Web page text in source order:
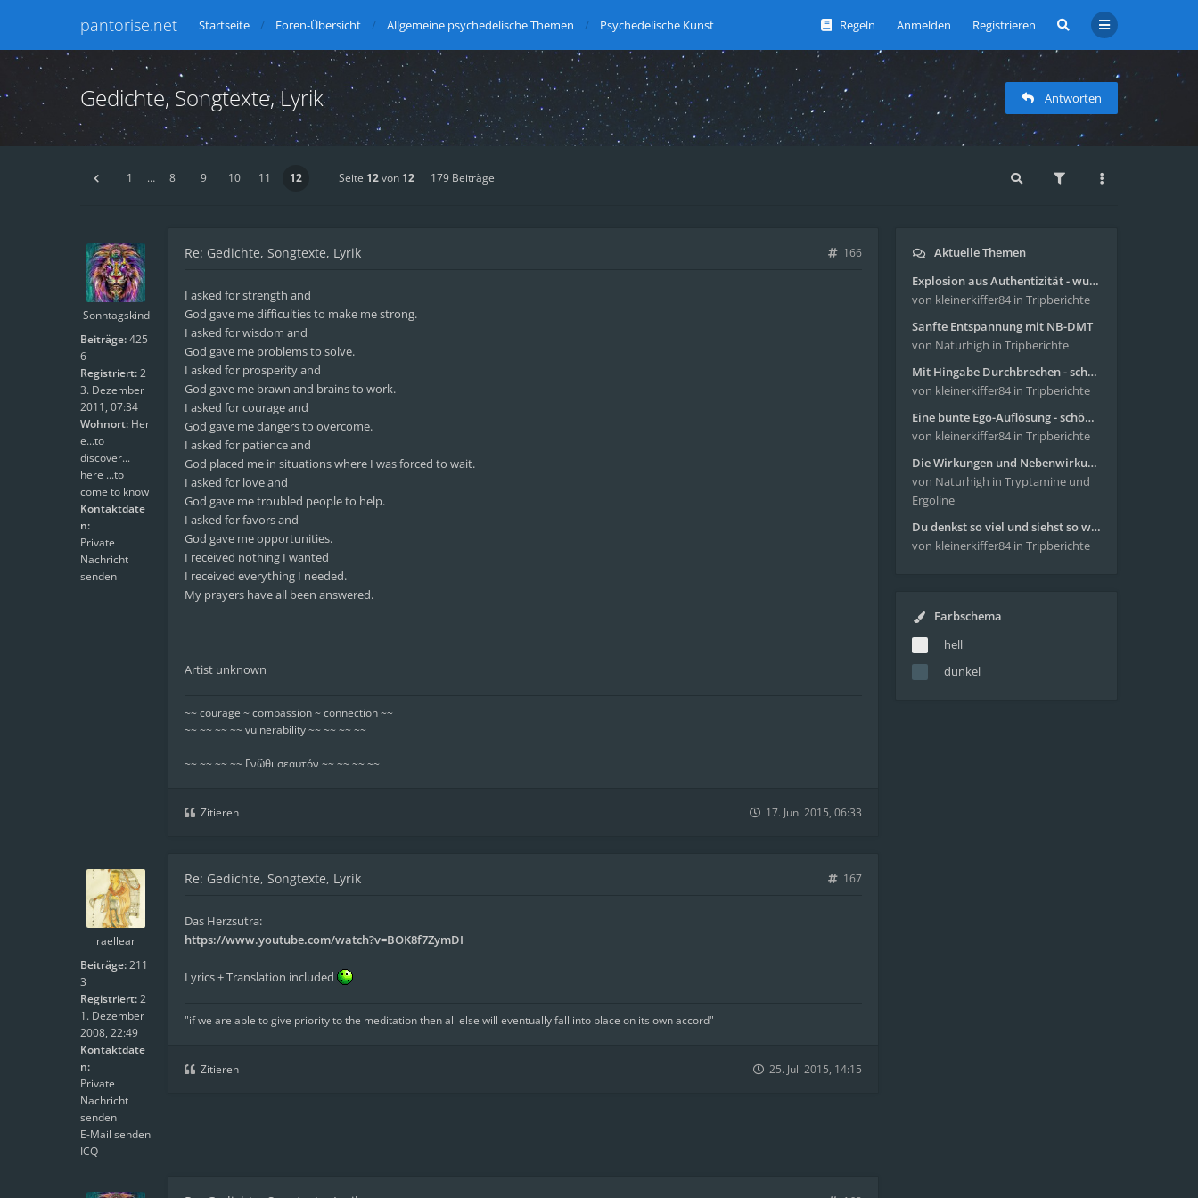
pantorise.net Regeln Anmelden Registrieren
Startseite Foren-Übersicht Allgemeine psychedelische Themen Psychedelische Kunst
Gedichte, Songtexte, Lyrik Antworten
1 … 8 9 10 11 12 Seite 12von 12 179 Beiträge
Sonntagskind
Beiträge:425
6
Registriert:2
3. Dezember
2011, 07:34
Wohnort: Her
e...to
discover...
here ...to
come to know
Kontaktdate
n:
Private
Nachricht
senden
Re: Gedichte, Songtexte, Lyrik 166
I asked for strength and
God gave me difficulties to make me strong.
I asked for wisdom and
God gave me problems to solve.
I asked for prosperity and
God gave me brawn and brains to work.
I asked for courage and
God gave me dangers to overcome.
I asked for patience and
God placed me in situations where I was forced to wait.
I asked for love and
God gave me troubled people to help.
I asked for favors and
God gave me opportunities.
I received nothing I wanted
I received everything I needed.
My prayers have all been answered.
Artist unknown
~~ courage ~ compassion ~ connection ~~
~~ ~~ ~~ ~~ vulnerability ~~ ~~ ~~ ~~
~~ ~~ ~~ ~~ Γνῶθι σεαυτόν ~~ ~~ ~~ ~~
Zitieren 17. Juni 2015, 06:33
raellear
Beiträge:211
3
Registriert:2
1. Dezember
2008, 22:49
Kontaktdate
n:
Private
Nachricht
senden
E-Mail senden
ICQ
Re: Gedichte, Songtexte, Lyrik 167
Das Herzsutra:
https://www.youtube.com/watch?v=BOK8f7ZymDI
Lyrics + Translation included
"if we are able to give priority to the meditation then all else will eventually fall into place on its own accord"
Zitieren 25. Juli 2015, 14:15
Aktuelle Themen
Explosion aus Authentizität - wunderbare Reise mit 4g Pilze
von kleinerkiffer84 in Tripberichte
Sanfte Entspannung mit NB-DMT
von Naturhigh in Tripberichte
Mit Hingabe Durchbrechen - schöne Reise mit 4g Pilze
von kleinerkiffer84 in Tripberichte
Eine bunte Ego-Auflösung - schöne Reise mit 4-AcO-DMT
von kleinerkiffer84 in Tripberichte
Die Wirkungen und Nebenwirkungen von LSD
von Naturhigh in Tryptamine und
Ergoline
Du denkst so viel und siehst so wenig - wunderbare Reise mit 4g Pilze
von kleinerkiffer84 in Tripberichte
Farbschema
hell
dunkel